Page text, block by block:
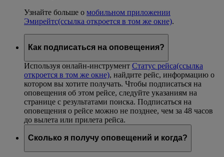
Узнайте больше о мобильном приложении
Эмирейтс(ссылка откроется в том же окне).
Как подписаться на оповещения?
Используя онлайн-инструмент Статус рейса(ссылка
откроется в том же окне), найдите рейс, информацию о
котором вы хотите получать. Чтобы подписаться на
оповещения об этом рейсе, следуйте указаниям на
странице с результатами поиска. Подписаться на
оповещения о рейсе можно не позднее, чем за 48 часов
до вылета или прилета рейса.
Сколько я получу оповещений и когда?